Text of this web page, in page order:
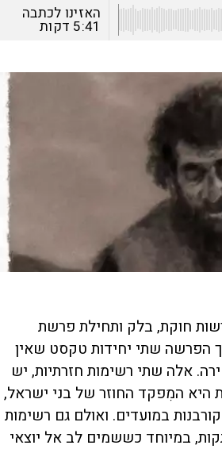
האזינו לכתבה
5:41 דקות
חוקת, בלק ותחילת פרשת
הפרשה שתי יחידות טקסט שאין
אלה שתי רשימות חזרתיות, יש
היא המִפקד החוזר של בני ישראל,
במועדים. ואולם גם רשימות
במיוחד כששמים לב אל יוצאי